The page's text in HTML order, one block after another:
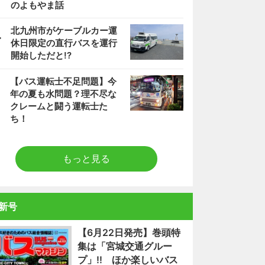
のよもやま話
北九州市がケーブルカー運
休日限定の直行バスを運行
開始しただと!?
【バス運転士不足問題】今
年の夏も水問題？理不尽な
クレームと闘う運転士た
ち！
もっと見る
号
【6月22日発売】巻頭特
集は「宮城交通グルー
プ」!! ほか楽しいバス